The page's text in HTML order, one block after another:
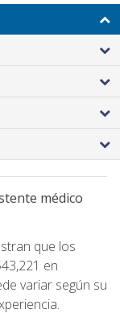
médico
que los
en
variar según su